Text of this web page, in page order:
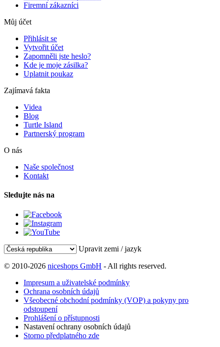
Firemní zákazníci
Můj účet
Přihlásit se
Vytvořit účet
Zapomněli jste heslo?
Kde je moje zásilka?
Uplatnit poukaz
Zajímavá fakta
Videa
Blog
Turtle Island
Partnerský program
O nás
Naše společnost
Kontakt
Sledujte nás na
Upravit zemi / jazyk
© 2010-2026 niceshops GmbH - All rights reserved.
Impresum a uživatelské podmínky
Ochrana osobních údajů
Všeobecné obchodní podmínky (VOP) a pokyny pro
odstoupení
Prohlášení o přístupnosti
Nastavení ochrany osobních údajů
Storno předplatného zde